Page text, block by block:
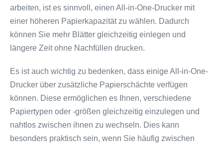
arbeiten, ist es sinnvoll, einen All-in-One-Drucker mit
einer höheren Papierkapazität zu wählen. Dadurch
können Sie mehr Blätter gleichzeitig einlegen und
längere Zeit ohne Nachfüllen drucken.
Es ist auch wichtig zu bedenken, dass einige All-in-One-
Drucker über zusätzliche Papierschächte verfügen
können. Diese ermöglichen es Ihnen, verschiedene
Papiertypen oder -größen gleichzeitig einzulegen und
nahtlos zwischen ihnen zu wechseln. Dies kann
besonders praktisch sein, wenn Sie häufig zwischen